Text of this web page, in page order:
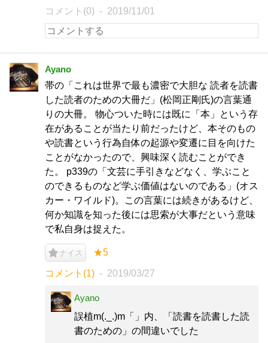
コメント(0) 2019/11/01
Ayano
帯の「これは世界で最も濃密で大胆な 読者を読書
した読者のための大冊だ」(松岡正剛氏)の言葉通
りの大冊。 物心ついた時には既に「本」という存
在があることが当たり前だったけど、本そのもの
や読書という行為自体の起源や変遷に目を向けた
ことがなかったので、興味深く読むことができ
た。 p339の「文芸に手引きなどなく、学ぶこと
のできるものなど学ぶ価値はないのである」(オス
カー・ワイルド)。この言葉には続きがあるけど、
何か知識を知った後には思索が大事だという意味
で私自身は捉えた。
ナイス ★5
コメント(1) 2019/03/27
Ayano
誤植m(._.)m「」内、「読書を読書した読
書のための」の間違いでした